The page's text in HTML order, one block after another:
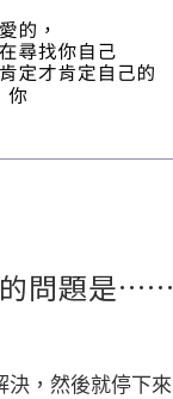
的問題是……
決，然後就停下來